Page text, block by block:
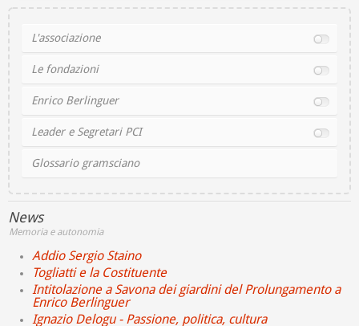
L'associazione
Le fondazioni
Enrico Berlinguer
Leader e Segretari PCI
Glossario gramsciano
News
Memoria e autonomia
Addio Sergio Staino
Togliatti e la Costituente
Intitolazione a Savona dei giardini del Prolungamento a
Enrico Berlinguer
Ignazio Delogu - Passione, politica, cultura